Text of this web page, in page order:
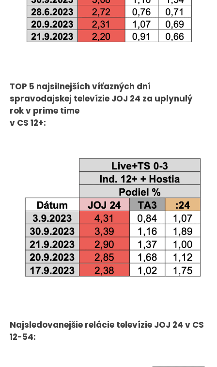
TOP 5 najsilnejších víťazných dní
spravodajskej televízie JOJ 24 za uplynulý
rok v prime time
v CS 12+:
Najsledovanejšie relácie televízie JOJ 24 v CS
12-54: